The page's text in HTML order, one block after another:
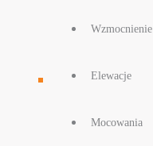
Wzmocnienie
Elewacje
Mocowania